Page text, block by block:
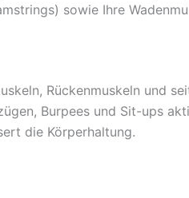
sowie Ihre
Rückenmuskeln und
Burpees und Sit-ups
die Körperhaltung.